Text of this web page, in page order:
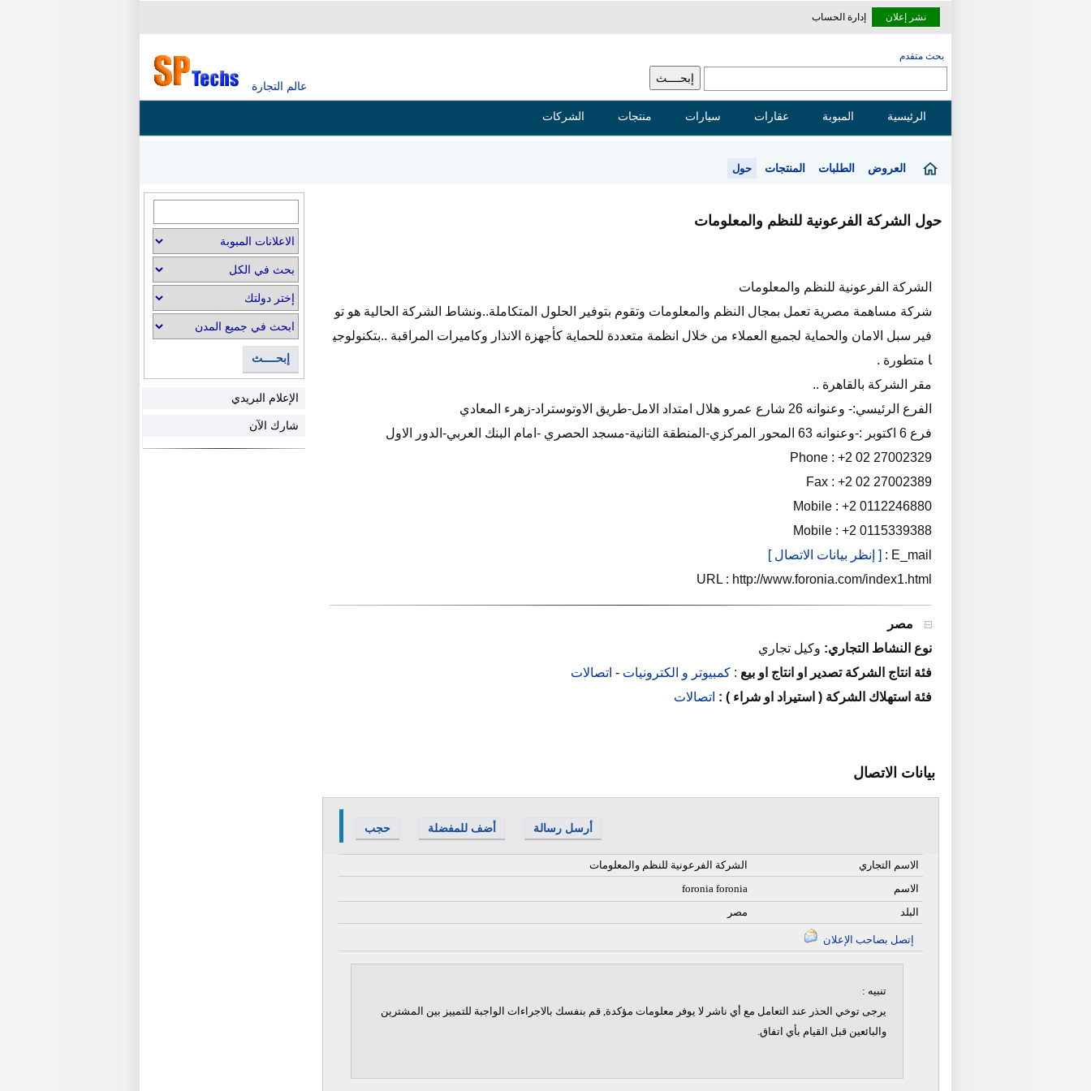
نشر إعلان إدارة الحساب
عالم التجارة
بحث متقدم
الرئيسية المبوبة عقارات سيارات منتجات الشركات
العروض الطلبات المنتجات حول
حول الشركة الفرعونية للنظم والمعلومات
الشركة الفرعونية للنظم والمعلومات
شركة مساهمة مصرية تعمل بمجال النظم والمعلومات وتقوم بتوفير الحلول المتكاملة..ونشاط الشركة الحالية هو تو
فير سبل الامان والحماية لجميع العملاء من خلال انظمة متعددة للحماية كأجهزة الانذار وكاميرات المراقبة ..بتكنولوجي
ا متطورة .
مقر الشركة بالقاهرة ..
الفرع الرئيسي:- وعنوانه 26 شارع عمرو هلال امتداد الامل-طريق الاوتوستراد-زهرء المعادي
فرع 6 اكتوبر :-وعنوانه 63 المحور المركزي-المنطقة الثانية-مسجد الحصري -امام البنك العربي-الدور الاول
Phone : +2 02 27002329
Fax : +2 02 27002389
Mobile : +2 0112246880
Mobile : +2 0115339388
E_mail :
[ إنظر بيانات الاتصال ]
URL : http://www.foronia.com/index1.html
مصر
نوع النشاط التجاري: وكيل تجاري
فئة انتاج الشركة تصدير او انتاج او بيع : كمبيوتر و الكترونيات - اتصالات
فئة استهلاك الشركة ( استيراد او شراء ) : اتصالات
بيانات الاتصال
حجب أضف للمفضلة أرسل رسالة
الشركة الفرعونية للنظم والمعلومات
الاسم التجاري
foronia foronia
الاسم
مصر
البلد
تنبيه :
يرجى توخي الحذر عند التعامل مع أي ناشر لا يوفر معلومات مؤكدة, قم بنفسك بالاجراءات الواجبة للتمييز بين المشترين
والبائعين قبل القيام بأي اتفاق.
إبحــــث
الإعلام البريدي
شارك الآن